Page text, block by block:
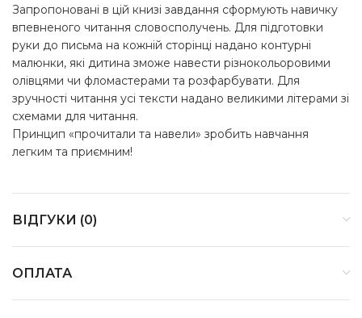
Запропоновані в цій книзі завдання сформують навичку
впевненого читання словосполучень. Для підготовки
руки до письма на кожній сторінці надано контурні
малюнки, які дитина зможе навести різнокольоровими
олівцями чи фломастерами та розфарбувати. Для
зручності читання усі тексти надано великими літерами зі
схемами для читання.
Принцип «прочитали та навели» зробить навчання
легким та приємним!
ВІДГУКИ (0)
ОПЛАТА